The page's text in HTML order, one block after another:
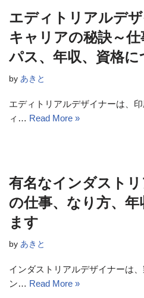
エディトリアルデ
キャリアの秘訣～
パス、年収、資格
by あきと
エディトリアルデザイナーは、
ィ… Read More »
有名なインダスト
の仕事、なり方、年
ます
by あきと
インダストリアルデザイナーは
ン… Read More »